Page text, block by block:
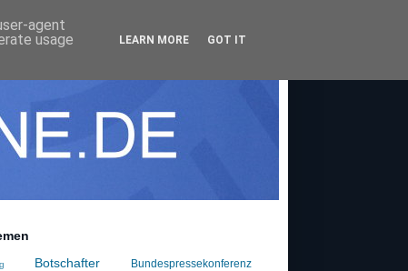
Botschafter Bundespressekonferenz
agent
usage
LEARN MORE GOT IT